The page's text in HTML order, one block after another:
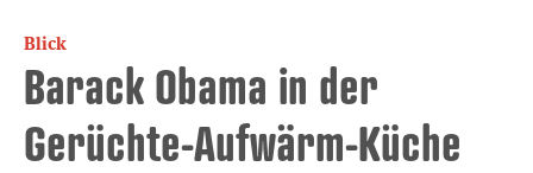
Blick
Barack Obama in der
Gerüchte-Aufwärm-Küche